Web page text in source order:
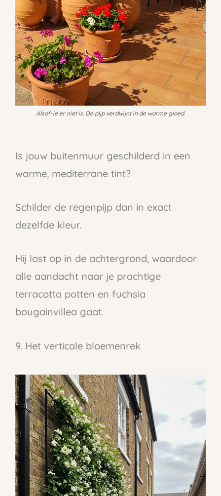
Alsof-ie er niet is. De pijp verdwijnt in de warme gloed.
Is jouw buitenmuur geschilderd in een
warme, mediterrane tint?
Schilder de regenpijp dan in exact
dezelfde kleur.
Hij lost op in de achtergrond, waardoor
alle aandacht naar je prachtige
terracotta potten en fuchsia
bougainvillea gaat.
9. Het verticale bloemenrek